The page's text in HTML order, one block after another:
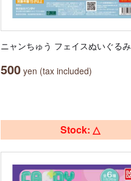
ニャンちゅう フェイスぬいぐるみ
500 yen (tax included)
Stock: △